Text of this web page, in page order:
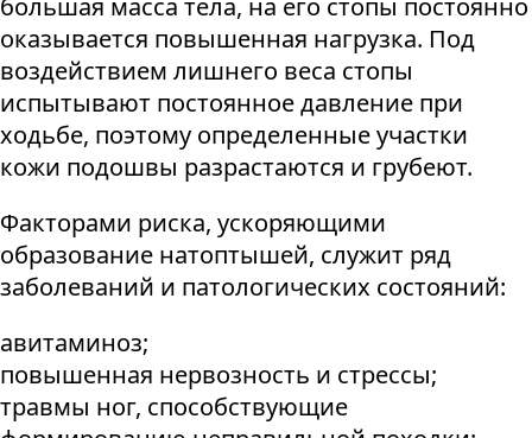
большая масса тела, на его стопы постоянно
оказывается повышенная нагрузка. Под
воздействием лишнего веса стопы
испытывают постоянное давление при
ходьбе, поэтому определенные участки
кожи подошвы разрастаются и грубеют.
Факторами риска, ускоряющими
образование натоптышей, служит ряд
заболеваний и патологических состояний:
авитаминоз;
повышенная нервозность и стрессы;
травмы ног, способствующие